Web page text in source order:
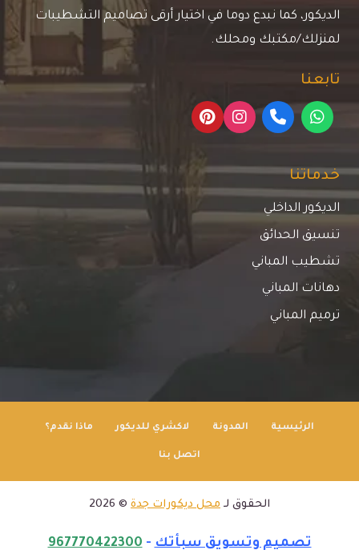
الديكور، كما نبدع دوما في اختيار أرقى تصاميم التشطيبات
لمنزلك/مكتبك ومحلك.
تابعنا
خدماتنا
الديكور الداخلي
تنسيق الحدائق
تشطيب المباني
دهانات المباني
ترميم المباني
الرئيسية المدونة لاكشري للديكور ماذا نقدم؟
اتصل بنا
الحقوق لـ محل ديكورات جدة © 2026
تصميم وتسويق سبأتك-
967770422300